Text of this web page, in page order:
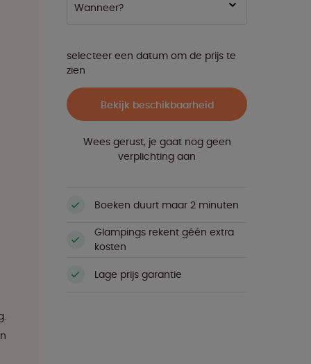
Wanneer?
selecteer een datum om de prijs te
zien
Bekijk beschikbaarheid
Wees gerust, je gaat nog geen
verplichting aan
Boeken duurt maar 2 minuten
Glampings rekent géén extra
kosten
Lage prijs garantie